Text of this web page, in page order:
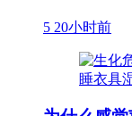
5 20小时前